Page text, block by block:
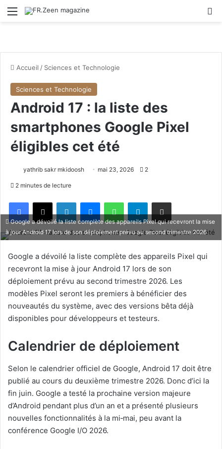
Menu
Accueil / Sciences et Technologie
Sciences et Technologie
Android 17 : la liste des
smartphones Google Pixel
éligibles cet été
yathrib sakr mkidoosh mai 23, 2026 2
2 minutes de lecture
Telegram
Google a dévoilé la liste complète des appareils Pixel qui recevront la mise
à jour Android 17 lors de son déploiement prévu au second trimestre 2026
Google a dévoilé la liste complète des appareils Pixel qui
recevront la mise à jour Android 17 lors de son
déploiement prévu au second trimestre 2026. Les
modèles Pixel seront les premiers à bénéficier des
nouveautés du système, avec des versions bêta déjà
disponibles pour développeurs et testeurs.
Calendrier de déploiement
Selon le calendrier officiel de Google, Android 17 doit être
publié au cours du deuxième trimestre 2026. Donc d’ici la
fin juin. Google a testé la prochaine version majeure
d’Android pendant plus d’un an et a présenté plusieurs
nouvelles fonctionnalités à la mi‑mai, peu avant la
conférence Google I/O 2026.